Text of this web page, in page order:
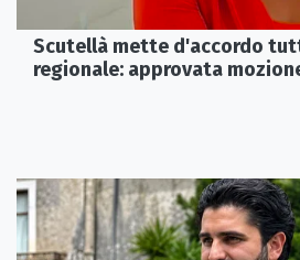
Scutellà mette d'accordo
regionale: approvata